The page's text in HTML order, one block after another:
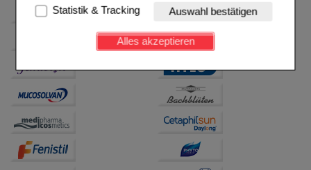
Website notwendig sind (z.B. Navigation, Warenkorb,
Kundenkonto), weshalb auf diese nicht verzichtet
werden kann.
Einkaufserlebnis noch ansprechender zu gestalten,
Besuchers oder unsere Seite an bevorzugte
Verhaltensweisen (z.B. Spracheinstellung)
anzupassen. Komfort-Cookies ermöglichen es uns
auch auf Ihre Bedürfnisse zugeschrittene Inhalte
anzuzeigen und unser Partnerprogramm zu
betreiben.
Statistik & Tracking Auswahl bestätigen
Alles akzeptieren